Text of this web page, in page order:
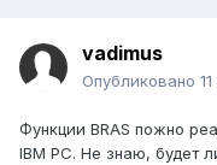
vadimus
Опубликовано
Функции BRAS пожно
IBM PC. Не знаю, будет